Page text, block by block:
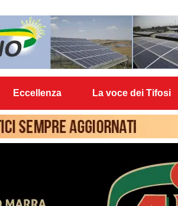
Eccellenza La voce dei Tifosi